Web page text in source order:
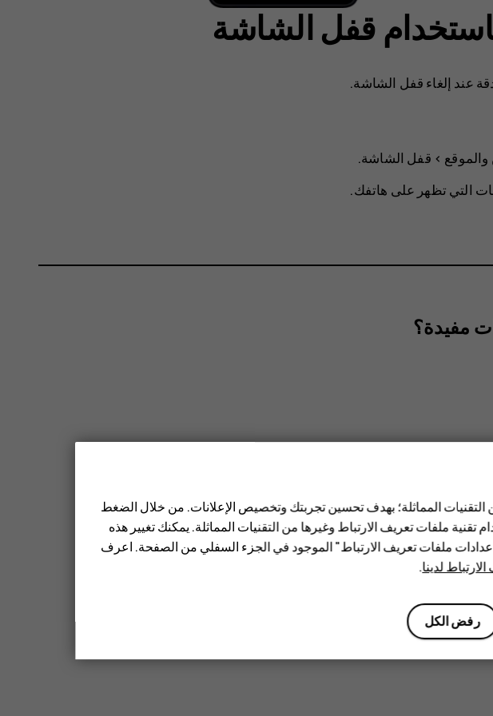
قفل الشاشة
عند إلغاء قفل الشاشة.
والموقع > قفل الشاشة.
التي تظهر على هاتفك.
مفيدة؟
المماثلة؛ بهدف تحسين تجربتك وتخصيص الإعلانات. من خلال الضغط
ملفات تعريف الارتباط وغيرها من التقنيات المماثلة. يمكنك تغيير هذه
ملفات تعريف الارتباط" الموجود في الجزء السفلي من الصفحة. اعرف
لدينا.
رفض الكل